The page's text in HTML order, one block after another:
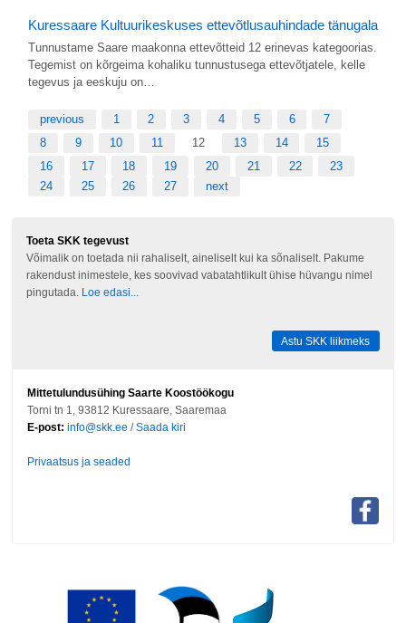
Kuressaare Kultuurikeskuses ettevõtlusauhindade tänugala
Tunnustame Saare maakonna ettevõtteid 12 erinevas kategoorias.
Tegemist on kõrgeima kohaliku tunnustusega ettevõtjatele, kelle
tegevus ja eeskuju on…
previous 1 2 3 4 5 6
7
8
9 10 11 12 13 14
15
16
17 18 19 20 21 22
23
24
25 26 27 next
Toeta SKK tegevust
Võimalik on toetada nii rahaliselt, aineliselt kui ka sõnaliselt. Pakume
rakendust inimestele, kes soovivad vabatahtlikult ühise hüvangu nimel
pingutada.
Loe edasi...
Astu SKK liikmeks
Mittetulundusühing Saarte Koostöökogu
Torni tn 1, 93812 Kuressaare, Saaremaa
E-post: info@skk.ee /Saada kiri
Privaatsus ja seaded